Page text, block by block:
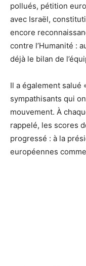
pollués, pétition
avec Israël,
encore
contre l’Humanité :
déjà le bilan de
Il a également salué
sympathisants qui
mouvement. À
rappelé, les scores
progressé : à la
européennes